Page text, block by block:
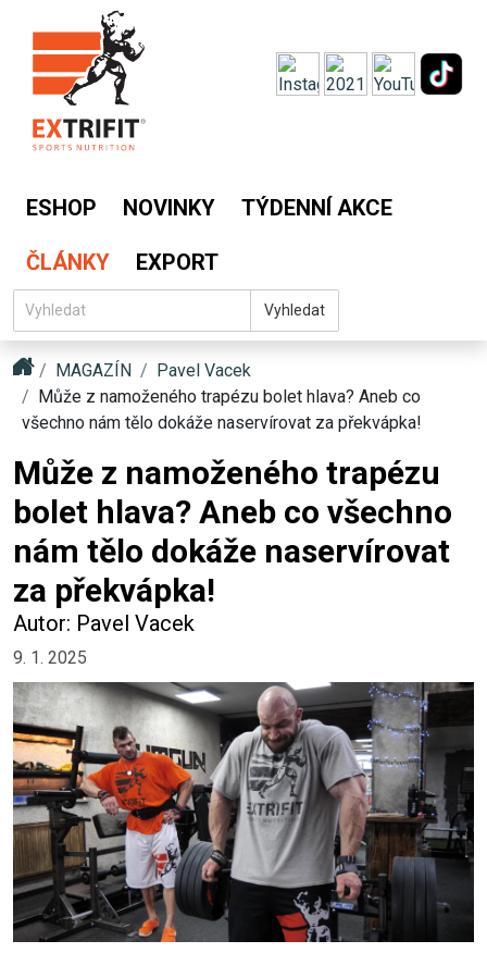
ESHOP NOVINKY TÝDENNÍ AKCE
ČLÁNKY EXPORT
Vyhledat
MAGAZÍN
Pavel Vacek
Může z namoženého trapézu bolet hlava? Aneb co
všechno nám tělo dokáže naservírovat za překvápka!
Může z namoženého trapézu
bolet hlava? Aneb co všechno
nám tělo dokáže naservírovat
za překvápka!
Autor: Pavel Vacek
9. 1. 2025